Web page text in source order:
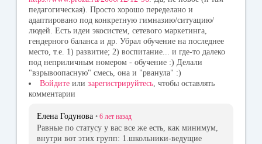
педагогическая). Просто хорошо переделано и
адаптировано под конкретную гимназию/ситуацию/
людей. Есть идеи экосистем, сетевого маркетинга,
гендерного баланса и др. Убрал обучение на последнее
место, т.е. 1) развитие; 2) воспитание... и где-то далеко
под неприличным номером - обучение :) Делали
"взрывоопасную" смесь, она и "рванула" :)
Войдите или зарегистрируйтесь , чтобы оставлять
комментарии
Елена Годунова • 6 лет назад
Равные по статусу у вас все же есть, как минимум,
внутри вот этих групп: 1.школьники-ведущие